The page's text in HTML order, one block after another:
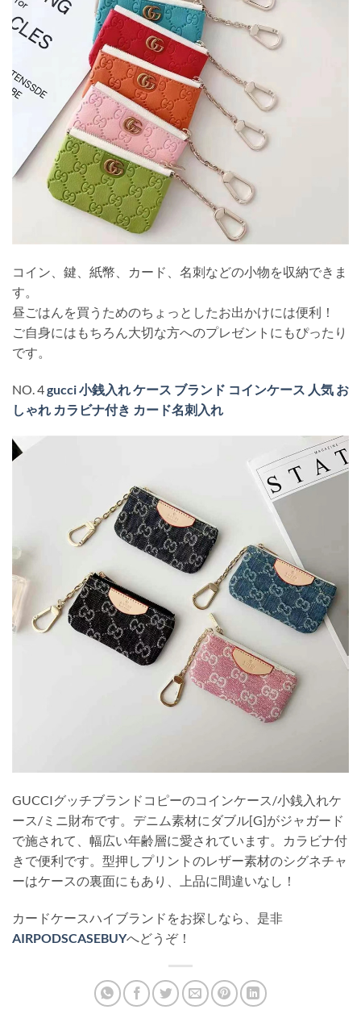
コイン、鍵、紙幣、カード、名刺などの小物を収納できま
す。
昼ごはんを買うためのちょっとしたお出かけには便利！
ご自身にはもちろん大切な方へのプレゼントにもぴったり
です。
NO. 4gucci 小銭入れ ケース ブランド コインケース 人気 お
しゃれ カラビナ付き カード名刺入れ
GUCCIグッチブランドコピーのコインケース/小銭入れケ
ース/ミニ財布です。デニム素材にダブル[G]がジャガード
で施されて、幅広い年齢層に愛されています。カラビナ付
きで便利です。型押しプリントのレザー素材のシグネチャ
ーはケースの裏面にもあり、上品に間違いなし！
カードケースハイブランドをお探しなら、是非
AIRPODSCASEBUYへどうぞ！